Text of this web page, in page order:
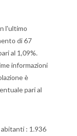
l'ultimo
di 67
al 1,09%.
informazioni
è
pari al
: 1.936